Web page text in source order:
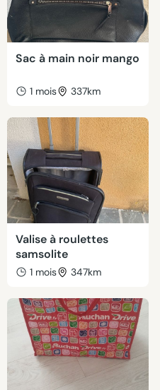
Sac à main noir mango
1 mois 337km
Valise à roulettes
samsolite
1 mois 347km